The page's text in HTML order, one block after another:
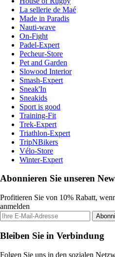
La sellerie de Maé
Made in Paradis
Nauti-wave
On-Fight
Padel-Expert
Pecheur-Store
Pet and Garden
Slowood Interior
Smash-Expert
Sneak'In
Sneakids
Sport is good
Training-Fit
Trek-Expert
Triathlon-Expert
TripNBikers
Vélo-Store
Winter-Expert
Abonnieren Sie unseren
Profitieren Sie von 10% Rabatt,
anmelden
Bleiben Sie in Verbindung
Folgen Sie uns in den sozialen